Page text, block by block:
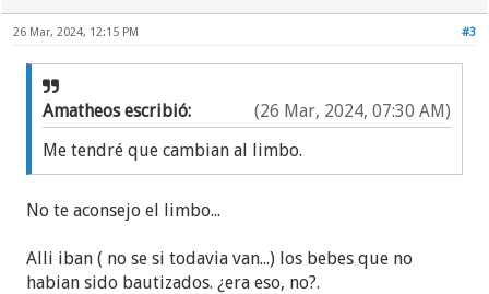
#3
26 Mar, 2024, 12:15 PM
(26 Mar, 2024, 07:30 AM)
Amatheos escribió:
Me tendré que cambian al limbo.
No te aconsejo el limbo...
Alli iban ( no se si todavia van...) los bebes que no
habian sido bautizados. ¿era eso, no?.